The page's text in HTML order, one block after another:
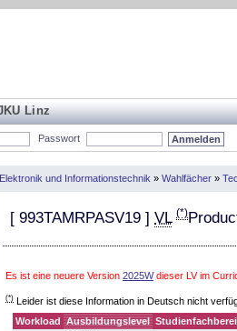
Linz
Passwort
Elektronik und Informationstechnik » Wahlfächer »
[ 993TAMRPASV19 ] VL (*)
Es ist eine neuere Version 2025Wdieser LV im
(*) Leider ist diese Information in Deutsch nicht
Workload Ausbildungslevel